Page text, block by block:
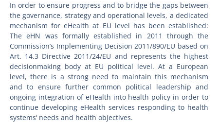
In order to ensure progress and to bridge the gaps between
the governance, strategy and operational levels, a dedicated
mechanism for eHealth at EU level has been established:
The eHN was formally established in 2011 through the
Commission’s Implementing Decision 2011/890/EU based on
Art. 14.3 Directive 2011/24/EU and represents the highest
decisionmaking body at EU political level. At a European
level, there is a strong need to maintain this mechanism
and to ensure further common political leadership and
ongoing integration of eHealth into health policy in order to
continue developing eHealth services responding to health
systems‘ needs and health objectives.